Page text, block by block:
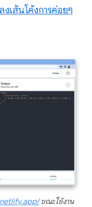
เส้นโค้งการค่อยๆ
ขณะใช้งาน